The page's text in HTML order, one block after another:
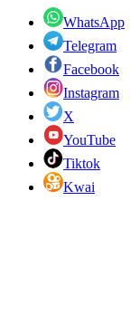
WhatsApp
Telegram
Facebook
Instagram
X
YouTube
Tiktok
Kwai